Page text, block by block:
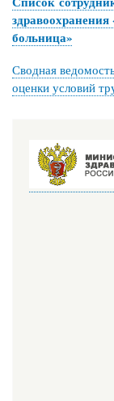
больница»
Сводная
оценки условий